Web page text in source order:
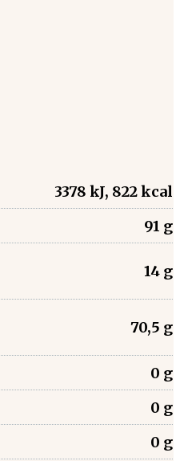
3378 kJ, 822 kcal
91 g
14 g
70,5 g
0 g
0 g
0 g